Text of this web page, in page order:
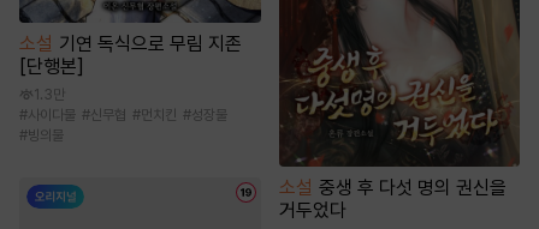
소설 기연 독식으로 무림 지존
[단행본]
1.3만
#사이다물 #신무협 #먼치킨 #성장물
#빙의물
소설 중생 후 다섯 명의 권신을
거두었다